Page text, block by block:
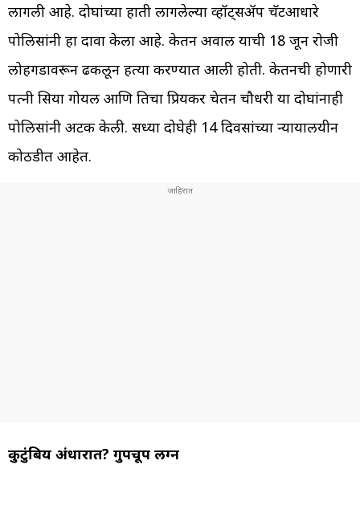
लागली आहे. दोघांच्या हाती लागलेल्या व्हॉट्सॲप चॅटआधारे
पोलिसांनी हा दावा केला आहे. केतन अग्रवाल याची 18 जून रोजी
लोहगडावरून ढकलून हत्या करण्यात आली होती. केतनची होणारी
पत्नी सिया गोयल आणि तिचा प्रियकर चेतन चौधरी या दोघांनाही
पोलिसांनी अटक केली. सध्या दोघेही 14 दिवसांच्या न्यायालयीन
कोठडीत आहेत.
कुटुंबिय अंधारात? गुपचूप लग्न